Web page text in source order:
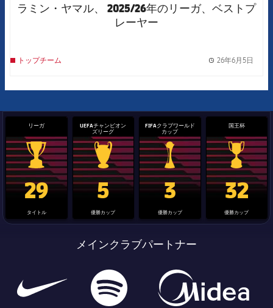
ラミン・ヤマル、 2025/26年のリーガ、ベストプ
レーヤー
トップチーム 26年6月5日
リーガ
La Liga trophy
29
タイトル
UEFAチャンピオン
ズリーグ
Champions League trophy
5
優勝カップ
FIFAクラブワールド
カップ
label.aria.clubworldcup
3
優勝カップ
国王杯
国王杯
32
優勝カップ
メインクラブパートナー